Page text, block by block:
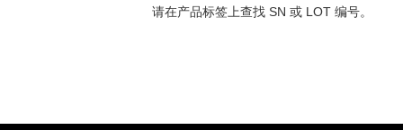
请在产品标签上查找 SN 或 LOT 编号。